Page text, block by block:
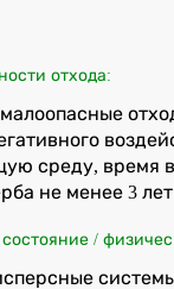
отхода:
среду, время
не менее 3 лет
состояние /